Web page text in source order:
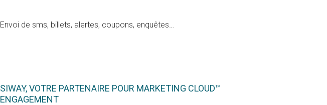
Envoi de sms, billets, alertes, coupons, enquêtes…
SIWAY, VOTRE PARTENAIRE POUR MARKETING CLOUD™
ENGAGEMENT